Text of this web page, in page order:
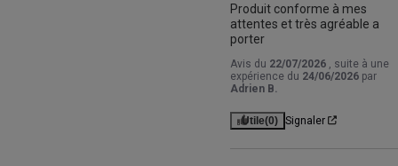
Produit conforme à mes
attentes et très agréable a
porter
Avis du 22/07/2026 , suite à une
expérience du 24/06/2026 par
Adrien B.
Utile(0) Signaler